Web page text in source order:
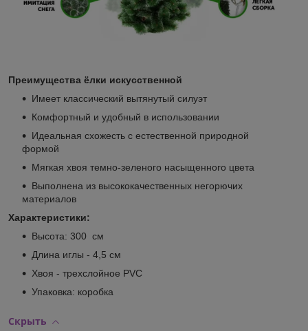
Преимущества ёлки искусственной
Имеет классический вытянутый силуэт
Комфортный и удобный в использовании
Идеальная схожесть с естественной природной
формой
Мягкая хвоя темно-зеленого насыщенного цвета
Выполнена из высококачественных негорючих
материалов
Характеристики:
Высота: 300 см
Длина иглы - 4,5 см
Хвоя - трехслойное PVC
Упаковка: коробка
Скрыть